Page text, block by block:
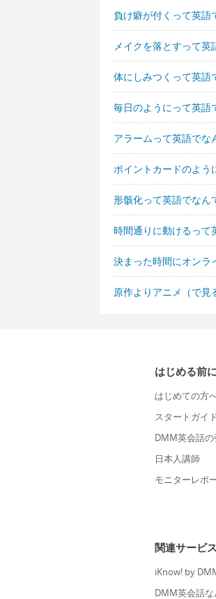
負け癖が付くって英語
メイクを落とすって英
体にしみつくって英語
毎日のようにって英語
アラームって英語でな
ポイントカードのよう
形骸化って英語でなん
時間通りに動けるって
決まった時間にオンラ
原作よりアニメ（で見
はじめる前
はじめての方
スタートガイ
DMM英会話
日本人講師
モニターレポ
関連サービス
iKnow! by
DMM英会話